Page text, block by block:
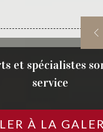
et spécialistes
service
À LA